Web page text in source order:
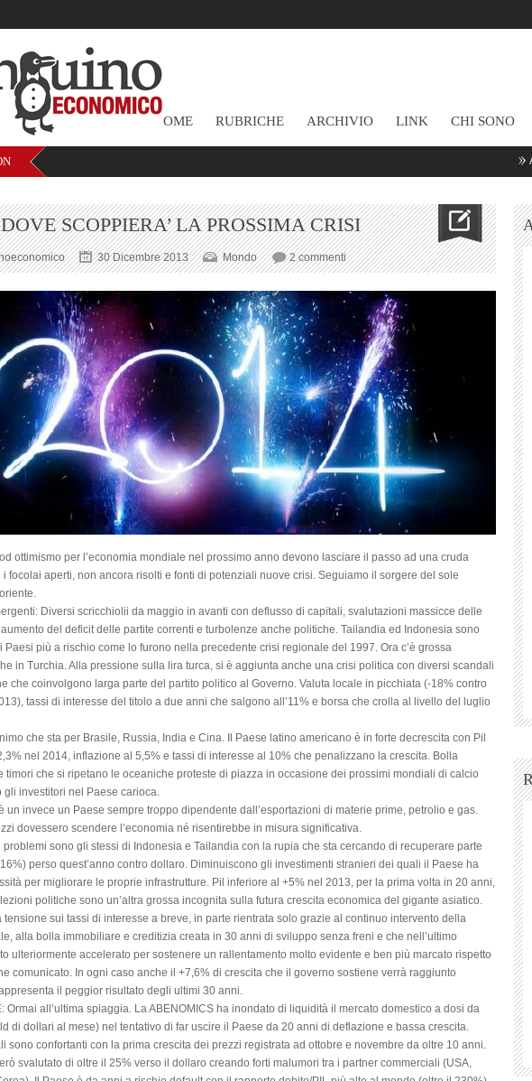
HOME RUBRICHE ARCHIVIO LINK CHI SONO
ALTRE
SCOPPIERA’ LA PROSSIMA CRISI
30 Dicembre 2013 Mondo 2 commentisu
2014:
DOVE
SCOPPIERA’
PROSSIMA
CRISI
ottimismo per l’economia mondiale nel prossimo anno devono lasciare il passo ad una cruda
i focolai aperti, non ancora risolti e fonti di potenziali nuove crisi. Seguiamo il sorgere del sole
Diversi scricchiolii da maggio in avanti con deflusso di capitali, svalutazioni massicce delle
del deficit delle partite correnti e turbolenze anche politiche. Tailandia ed Indonesia sono
Paesi più a rischio come lo furono nella precedente crisi regionale del 1997. Ora c’è grossa
in Turchia. Alla pressione sulla lira turca, si è aggiunta anche una crisi politica con diversi scandali
che coinvolgono larga parte del partito politico al Governo. Valuta locale in picchiata (-18% contro
tassi di interesse del titolo a due anni che salgono all’11% e borsa che crolla al livello del luglio
che sta per Brasile, Russia, India e Cina. Il Paese latino americano è in forte decrescita con Pil
nel 2014, inflazione al 5,5% e tassi di interesse al 10% che penalizzano la crescita. Bolla
timori che si ripetano le oceaniche proteste di piazza in occasione dei prossimi mondiali di calcio
gli investitori nel Paese carioca.
un invece un Paese sempre troppo dipendente dall’esportazioni di materie prime, petrolio e gas.
dovessero scendere l’economia né risentirebbe in misura significativa.
problemi sono gli stessi di Indonesia e Tailandia con la rupia che sta cercando di recuperare parte
perso quest’anno contro dollaro. Diminuiscono gli investimenti stranieri dei quali il Paese ha
per migliorare le proprie infrastrutture. Pil inferiore al +5% nel 2013, per la prima volta in 20 anni,
politiche sono un’altra grossa incognita sulla futura crescita economica del gigante asiatico.
tensione sui tassi di interesse a breve, in parte rientrata solo grazie al continuo intervento della
alla bolla immobiliare e creditizia creata in 30 anni di sviluppo senza freni e che nell’ultimo
ulteriormente accelerato per sostenere un rallentamento molto evidente e ben più marcato rispetto
comunicato. In ogni caso anche il +7,6% di crescita che il governo sostiene verrà raggiunto
il peggior risultato degli ultimi 30 anni.
Ormai all’ultima spiaggia. La ABENOMICS ha inondato di liquidità il mercato domestico a dosi da
di dollari al mese) nel tentativo di far uscire il Paese da 20 anni di deflazione e bassa crescita.
sono confortanti con la prima crescita dei prezzi registrata ad ottobre e novembre da oltre 10 anni.
svalutato di oltre il 25% verso il dollaro creando forti malumori tra i partner commerciali (USA,